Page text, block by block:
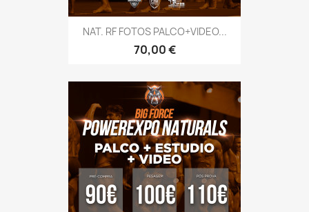
NAT. RF FOTOS PALCO+VIDEO...
Preço
70,00 €